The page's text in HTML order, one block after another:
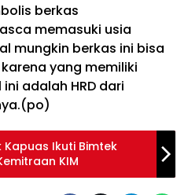
berkas
memasuki usia
mungkin berkas ini bisa
yang memiliki
adalah HRD dari
Ikuti Bimtek
KIM